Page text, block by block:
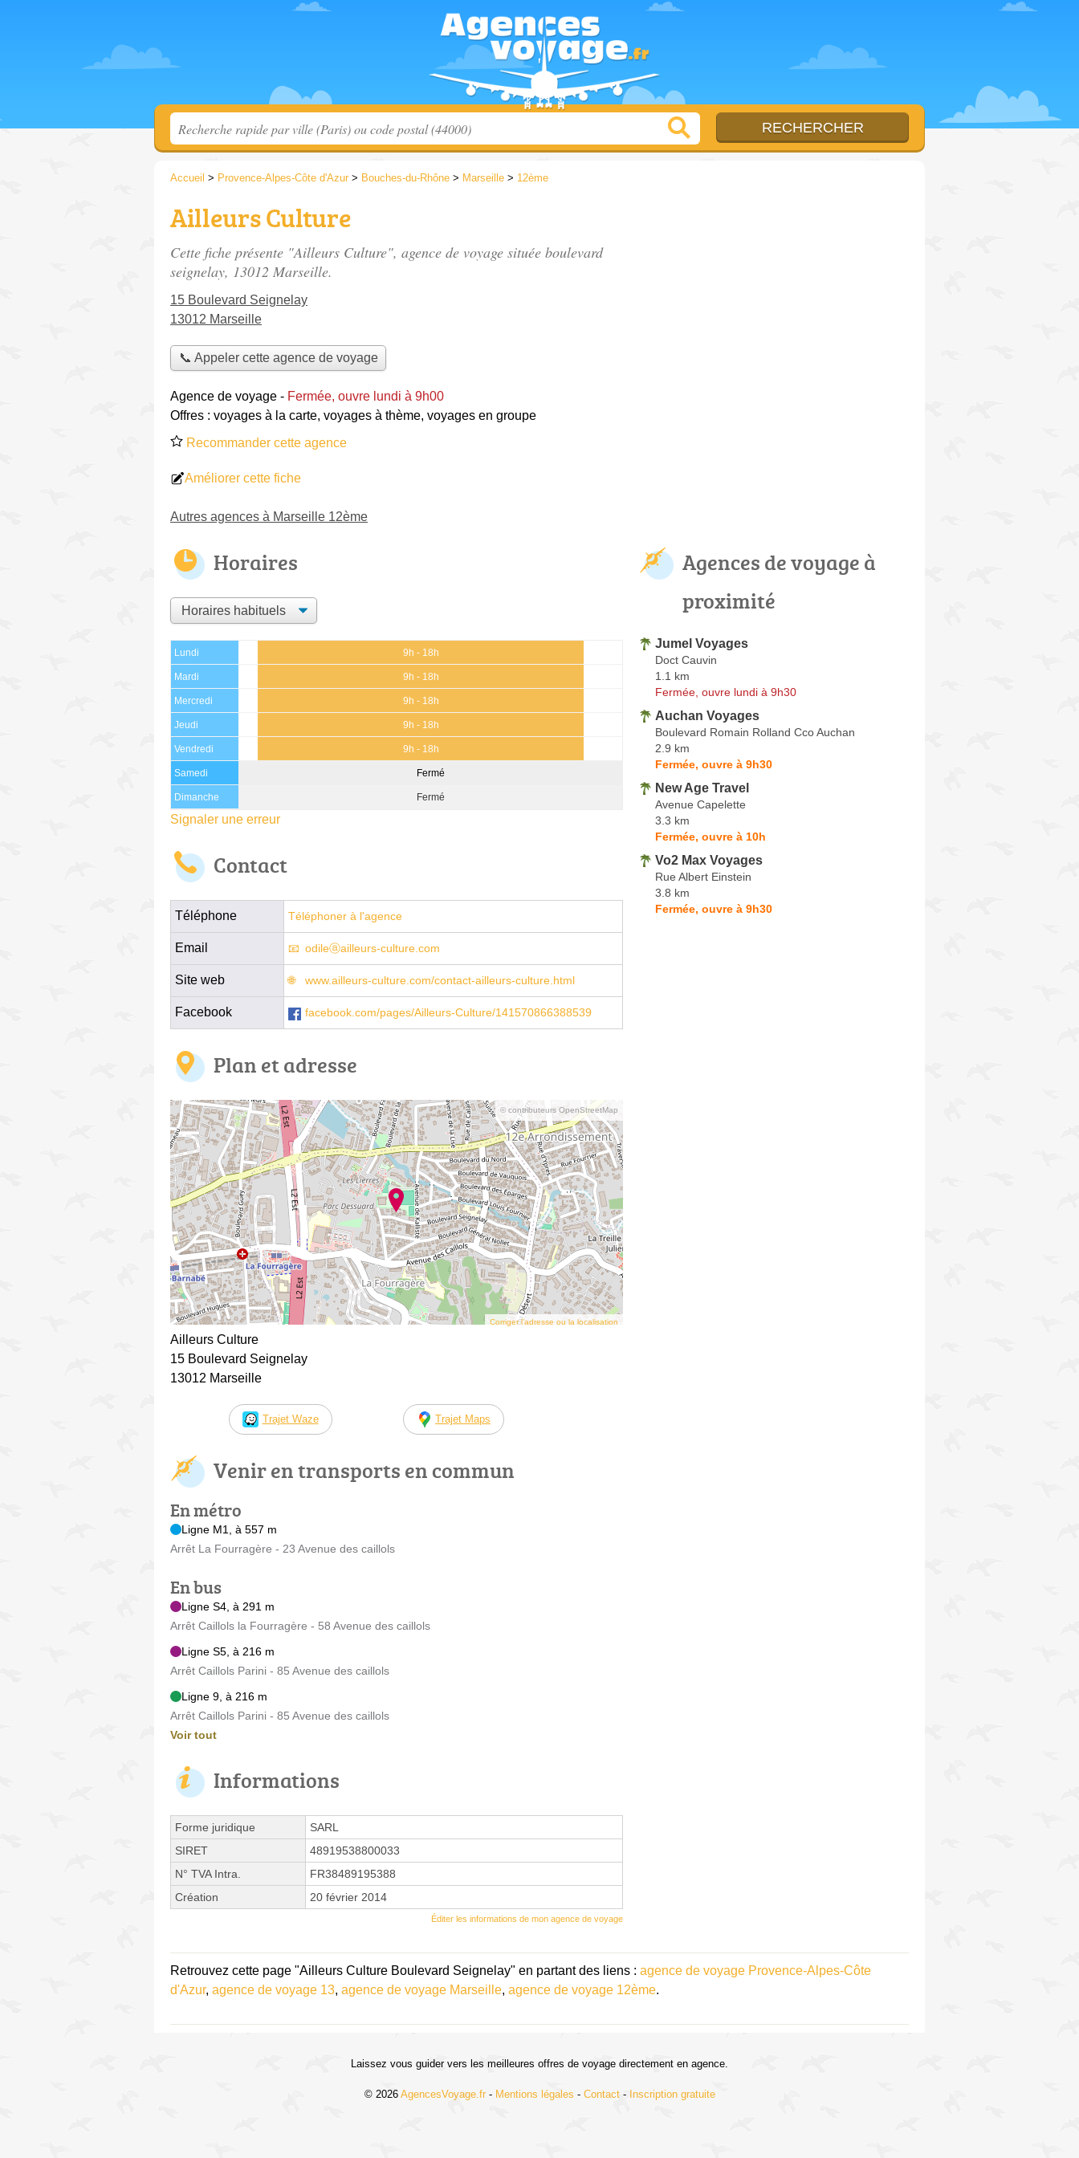
Accueil > Provence-Alpes-Côte d'Azur > Bouches-du-Rhône > Marseille > 12ème
Ailleurs Culture
Cette fiche présente "Ailleurs Culture", agence de voyage située boulevard
seignelay, 13012 Marseille.
15 Boulevard Seignelay
13012 Marseille
📞 Appeler cette agence de voyage
Agence de voyage - Fermée, ouvre lundi à 9h00
Offres : voyages à la carte, voyages à thème, voyages en groupe
Recommander cette agence
Améliorer cette fiche
Autres agences à Marseille 12ème
Horaires
Lundi 9h - 18h
Mardi 9h - 18h
Mercredi 9h - 18h
Jeudi 9h - 18h
Vendredi 9h - 18h
Samedi Fermé
Dimanche Fermé
Signaler une erreur
Contact
Téléphone Téléphoner à l'agence
Email odileⓐailleurs-culture.com
Site web www.ailleurs-culture.com/contact-ailleurs-culture.html
Facebook facebook.com/pages/Ailleurs-Culture/141570866388539
Plan et adresse
© contributeurs OpenStreetMap
Corriger l’adresse ou la localisation
Ailleurs Culture
15 Boulevard Seignelay
13012 Marseille
Trajet Waze Trajet Maps
Venir en transports en commun
En métro
Ligne M1, à 557 m
Arrêt La Fourragère - 23 Avenue des caillols
En bus
Ligne S4, à 291 m
Arrêt Caillols la Fourragère - 58 Avenue des caillols
Ligne S5, à 216 m
Arrêt Caillols Parini - 85 Avenue des caillols
Ligne 9, à 216 m
Arrêt Caillols Parini - 85 Avenue des caillols
Voir tout
Informations
Forme juridique
SARL
SIRET
48919538800033
N° TVA Intra.
FR38489195388
Création
20 février 2014
Éditer les informations de mon agence de voyage
Agences de voyage à
proximité
Jumel Voyages
Doct Cauvin
1.1 km
Fermée, ouvre lundi à 9h30
Auchan Voyages
Boulevard Romain Rolland Cco Auchan
2.9 km
Fermée, ouvre à 9h30
New Age Travel
Avenue Capelette
3.3 km
Fermée, ouvre à 10h
Vo2 Max Voyages
Rue Albert Einstein
3.8 km
Fermée, ouvre à 9h30
Retrouvez cette page "Ailleurs Culture Boulevard Seignelay" en partant des liens : agence de voyage Provence-Alpes-Côte
d'Azur, agence de voyage 13, agence de voyage Marseille, agence de voyage 12ème.
Laissez vous guider vers les meilleures offres de voyage directement en agence.
© 2026 AgencesVoyage.fr - Mentions légales - Contact- Inscription gratuite